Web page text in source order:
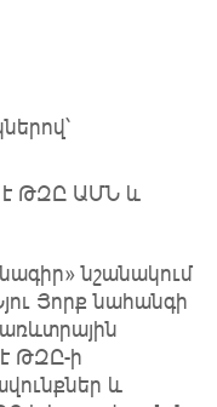
է ԹԶԸ ԱՄՆ և
նշանակում
Յորք նահանգի
է ԹԶԸ-ի
և